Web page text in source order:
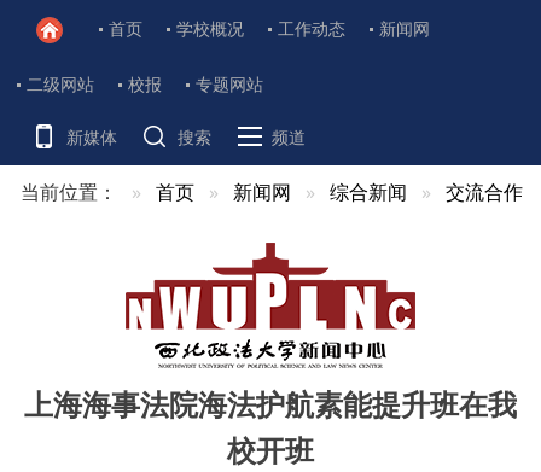
首页 学校概况 工作动态 新闻网
二级网站 校报 专题网站
新媒体 搜索 频道
当前位置： 首页 新闻网 综合新闻 交流合作
上海海事法院海法护航素能提升班在我
校开班